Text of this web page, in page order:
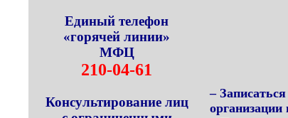
Единый телефон
«горячей линии»
МФЦ
210-04-61
Консультирование лиц
–
организации